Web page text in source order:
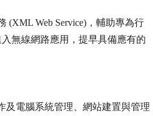
(XML Web Service)，輔助專為行
無線網路應用，提早具備應有的
及電腦系統管理、網站建置與管理